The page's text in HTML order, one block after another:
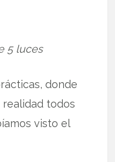
5 luces
donde
realidad todos
visto el